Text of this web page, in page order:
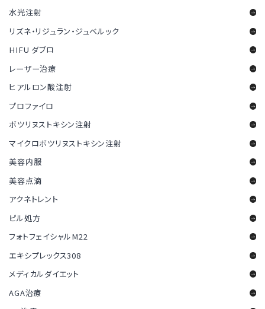
水光注射
リズネ・リジュラン・ジュベルック
HIFU ダブロ
レーザー治療
ヒアルロン酸注射
プロファイロ
ボツリヌストキシン注射
マイクロボツリヌストキシン注射
美容内服
美容点滴
アクネトレント
ピル処方
フォトフェイシャルM22
エキシプレックス308
メディカルダイエット
AGA治療